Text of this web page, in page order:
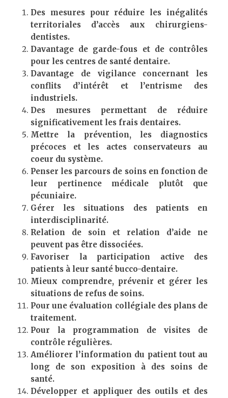
Des mesures pour réduire les inégalités
territoriales d’accès aux chirurgiens-
dentistes.
Davantage de garde-fous et de contrôles
pour les centres de santé dentaire.
Davantage de vigilance concernant les
conflits d’intérêt et l’entrisme des
industriels.
Des mesures permettant de réduire
significativement les frais dentaires.
Mettre la prévention, les diagnostics
précoces et les actes conservateurs au
coeur du système.
Penser les parcours de soins en fonction de
leur pertinence médicale plutôt que
pécuniaire.
Gérer les situations des patients en
interdisciplinarité.
Relation de soin et relation d’aide ne
peuvent pas être dissociées.
Favoriser la participation active des
patients à leur santé bucco-dentaire.
Mieux comprendre, prévenir et gérer les
situations de refus de soins.
Pour une évaluation collégiale des plans de
traitement.
Pour la programmation de visites de
contrôle régulières.
Améliorer l’information du patient tout au
long de son exposition à des soins de
santé.
Développer et appliquer des outils et des